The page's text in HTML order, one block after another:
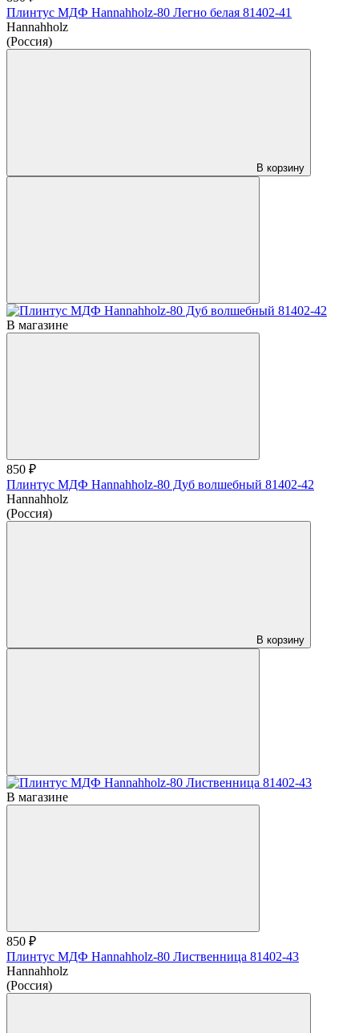
Плинтус МДФ Hannahholz-80 Легно белая 81402-41
Hannahholz
(Россия)
В корзину
В магазине
850 ₽
Плинтус МДФ Hannahholz-80 Дуб волшебный 81402-42
Hannahholz
(Россия)
В корзину
В магазине
850 ₽
Плинтус МДФ Hannahholz-80 Лиственница 81402-43
Hannahholz
(Россия)